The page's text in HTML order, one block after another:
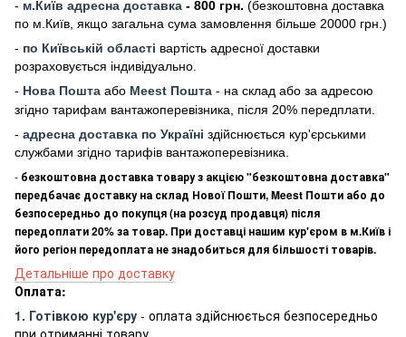
- м.Київ адресна доставка - 800 грн. (безкоштовна доставка
по м.Київ, якщо загальна сума замовлення більше 20000 грн.)
- по Київській області вартість адресної доставки
розраховується індивідуально.
- Нова Пошта або Meest Пошта - на склад або за адресою
згідно тарифам вантажоперевізника, після 20% передплати.
- адресна доставка по Україні здійснюється кур'єрськими
службами згідно тарифів вантажоперевізника.
- безкоштовна доставка товару з акцією "безкоштовна доставка"
передбачає доставку на склад Нової Пошти, Meest Пошти або до
безпосередньо до покупця (на розсуд продавця) після
передоплати 20% за товар. При доставці нашим кур'єром в м.Київ і
його регіон передоплата не знадобиться для більшості товарів.
Детальніше про доставку
Оплата:
1. Готівкою кур'єру - оплата здійснюється безпосередньо